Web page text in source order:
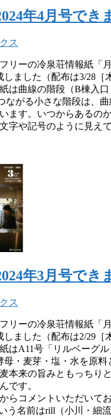
年4月号でき
ス
リーの冷泉荘情報紙「
しました（配布は3/28［
は曲線の階段（B棟入口
ながる小さな階段は、
ます。いつからあるの
字や記号のように見えて
年3月号でき
ス
リーの冷泉荘情報紙「
しました（配布は2/29［
はA11号「リルベーグ
母・麦芽・塩・水を原料
本来の旨みともっちり
です。
らコメントいただいてお
う名前はrill（小川・細